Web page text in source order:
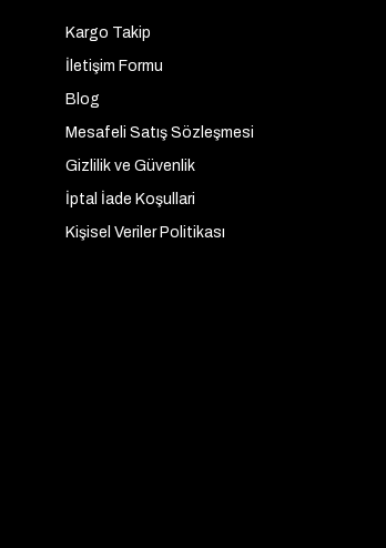
Kargo Takip
İletişim Formu
Blog
Mesafeli Satış Sözleşmesi
Gizlilik ve Güvenlik
İptal İade Koşullari
Kişisel Veriler Politikası